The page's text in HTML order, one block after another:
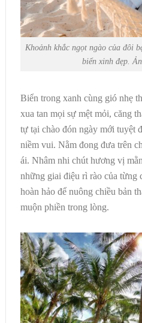
Khoảnh khắc ngọt ngào của đôi
biển xinh đẹp.
Biển trong xanh cùng gió nhẹ
xua tan mọi sự mệt mỏi, căng
tự tại chào đón ngày mới tuyệt
niềm vui. Nằm đong đưa trên
ái. Nhâm nhi chút hương vị
những giai điệu rì rào của từng
hoàn hảo để nuông chiều bản
muộn phiền trong lòng.